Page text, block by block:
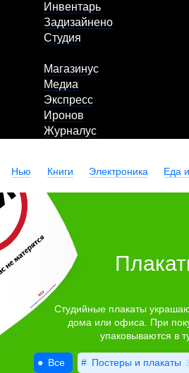
Инвентарь
Задизайнено
Студия
Магазинус
Медиа
Экспресс
Иронов
Журналус
Нью Книги Электроника Еда
Студийные плакаты
дома или офиса. При
упаковываются в
Все Постеры и плакаты